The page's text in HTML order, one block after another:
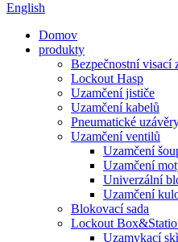
English
Domov
produkty
Bezpečnostní visací
Lockout Hasp
Uzamčení jističe
Uzamčení kabelů
Pneumatické
Uzamčení ventilů
Uzamčení
Uzamčení
Univerzální
Uzamčení
Blokovací sada
Lockout
Uzamykací